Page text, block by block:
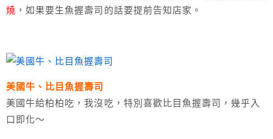
燒 ，如果要生魚握壽司的話要提前告知店家。
美國牛、比目魚握壽司
美國牛給柏柏吃，我沒吃，特別喜歡比目魚握壽司，幾乎入
口即化～